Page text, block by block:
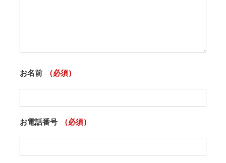
お名前 （必須）
お電話番号 （必須）